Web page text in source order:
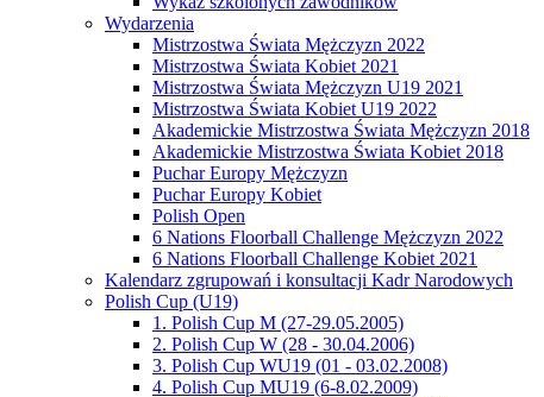
Wydarzenia
Mistrzostwa Świata Mężczyzn 2022
Mistrzostwa Świata Kobiet 2021
Mistrzostwa Świata Mężczyzn U19 2021
Mistrzostwa Świata Kobiet U19 2022
Akademickie Mistrzostwa Świata Mężczyzn 2018
Akademickie Mistrzostwa Świata Kobiet 2018
Puchar Europy Mężczyzn
Puchar Europy Kobiet
Polish Open
6 Nations Floorball Challenge Mężczyzn 2022
6 Nations Floorball Challenge Kobiet 2021
Kalendarz zgrupowań i konsultacji Kadr Narodowych
Polish Cup (U19)
1. Polish Cup M (27-29.05.2005)
2. Polish Cup W (28 - 30.04.2006)
3. Polish Cup WU19 (01 - 03.02.2008)
4. Polish Cup MU19 (6-8.02.2009)